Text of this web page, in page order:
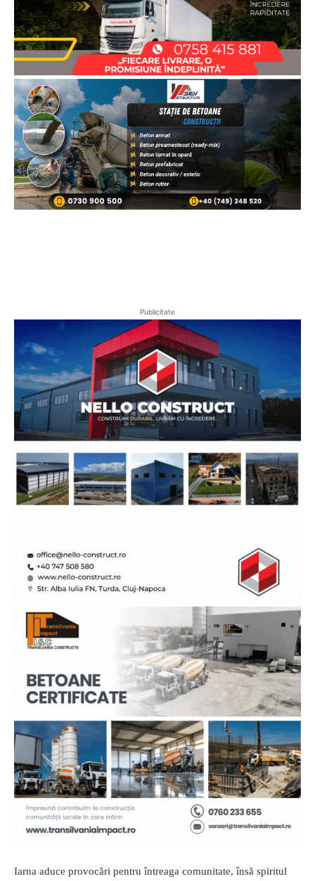
Publicitate
Iarna aduce provocări pentru întreaga comunitate, însă spiritul